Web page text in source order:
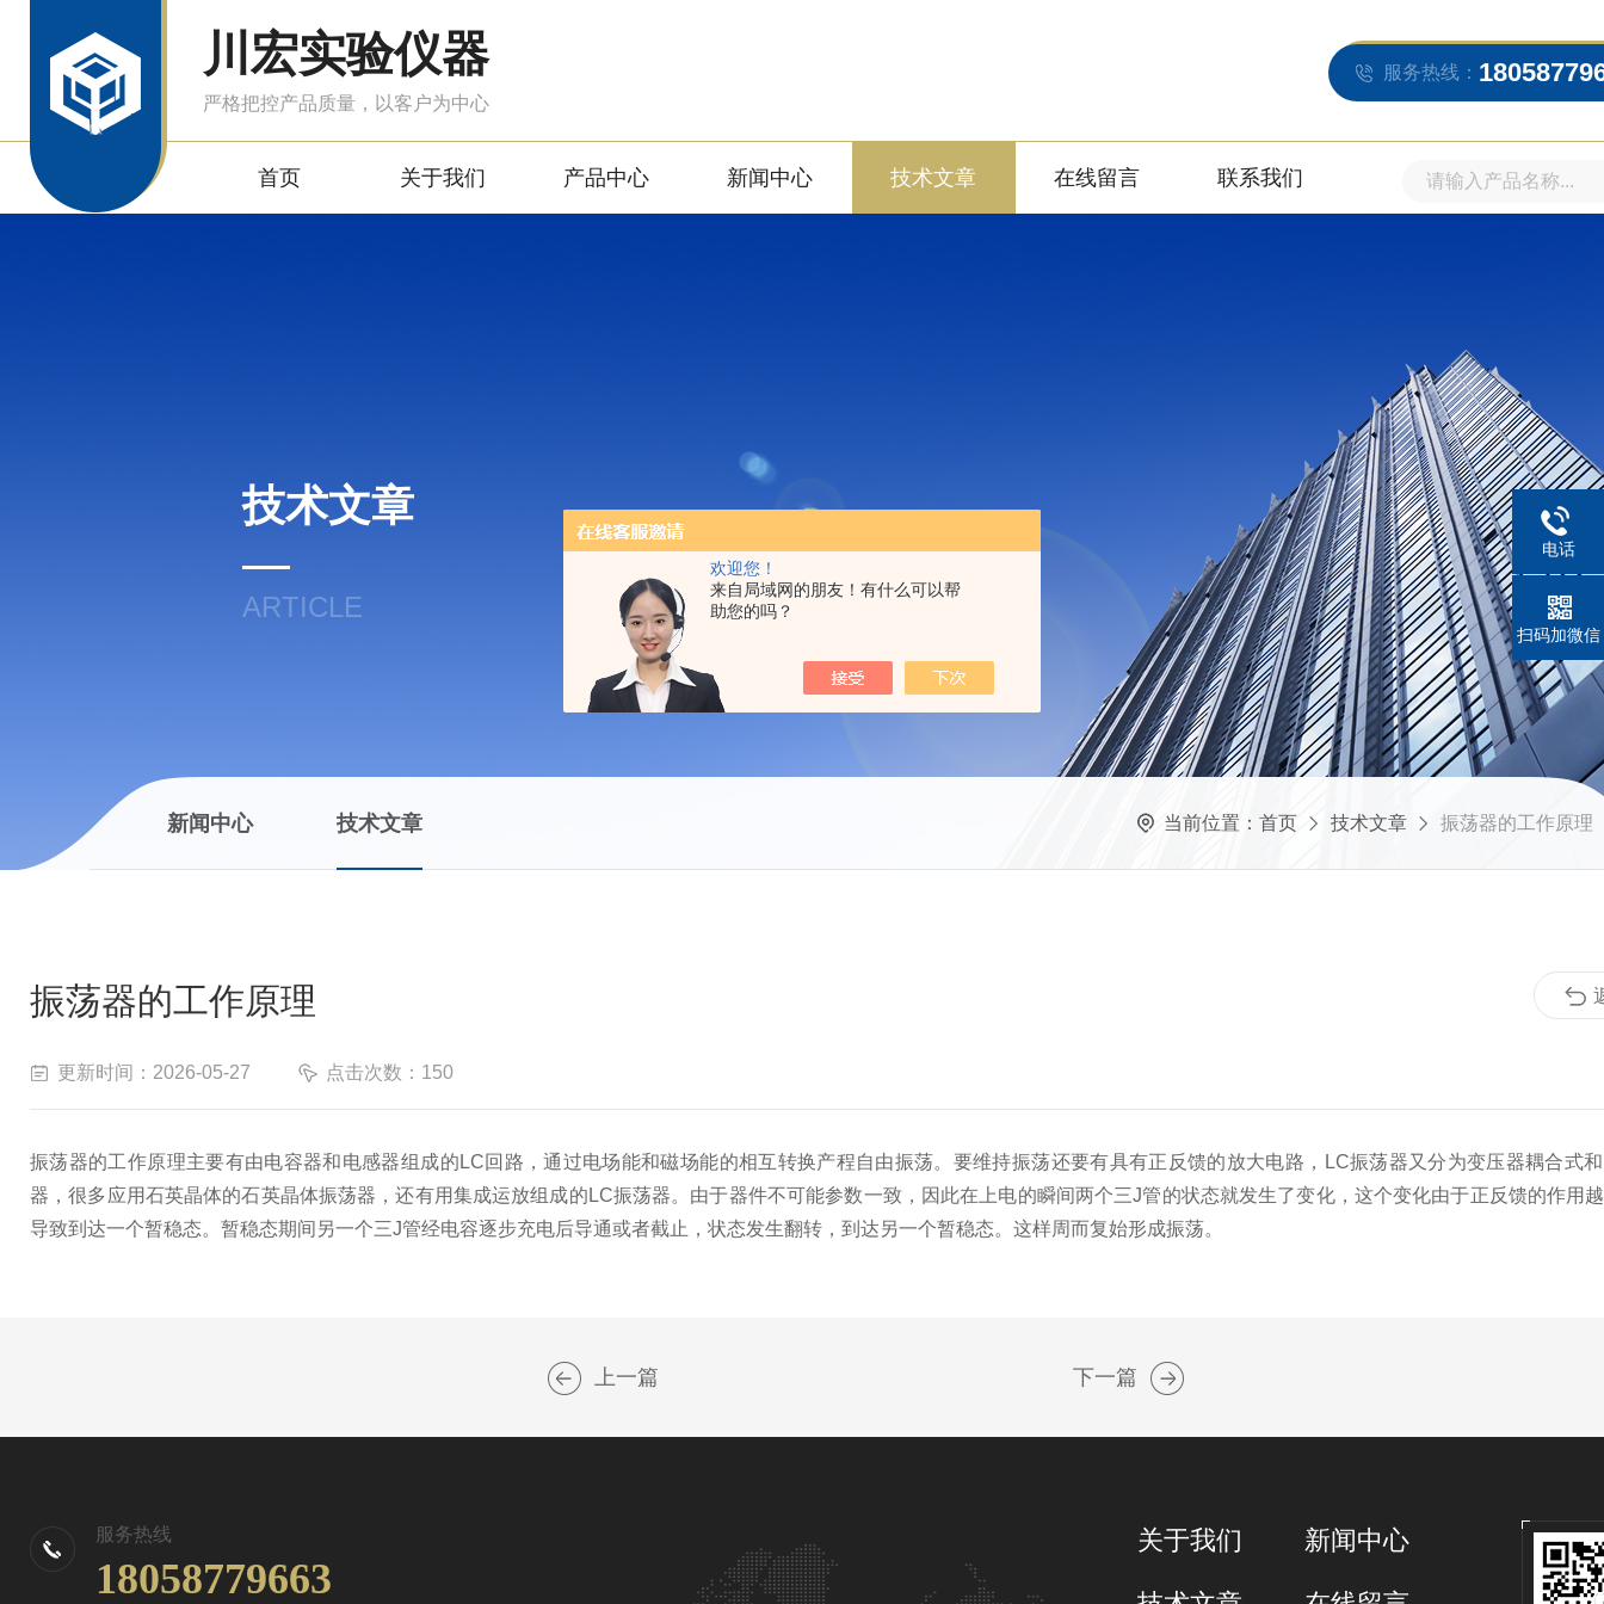
欢迎您！
来自局域网的朋友！有什么可以帮
助您的吗？
川宏实验仪器
严格把控产品质量，以客户为中心
服务热线：
首页 关于我们 产品中心 新闻中心 技术文章 在线留言 联系我们
技术文章
ARTICLE
新闻中心 技术文章 当前位置： 首页 技术文章 振荡器的工作原理
振荡器的工作原理
更新时间：2026-05-27 点击次数：150
振荡器的工作原理主要有由电容器和电感器组成的LC回路，通过电场能和磁场能的相互转换产程自由振荡。要维持振荡还要有具有正反馈的放大电路，LC振荡器又分为变压器耦合式
器，很多应用石英晶体的石英晶体振荡器，还有用集成运放组成的LC振荡器。由于器件不可能参数一致，因此在上电的瞬间两个三J管的状态就发生了变化，这个变化由于正反馈的作用
导致到达一个暂稳态。暂稳态期间另一个三J管经电容逐步充电后导通或者截止，状态发生翻转，到达另一个暂稳态。这样周而复始形成振荡。
上一篇 下一篇
服务热线
18058779663
关于我们 新闻中心
电话
扫码加微信